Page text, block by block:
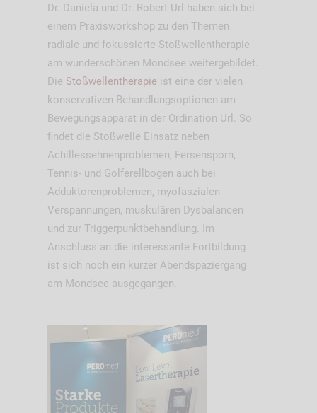
Dr. Daniela und Dr. Robert Url haben sich bei
einem Praxisworkshop zu den Themen
radiale und fokussierte Stoßwellentherapie
am wunderschönen Mondsee weitergebildet.
Die Stoßwellentherapie ist eine der vielen
konservativen Behandlungsoptionen am
Bewegungsapparat in der Ordination Url. So
findet die Stoßwelle Einsatz neben
Achillessehnenproblemen, Fersensporn,
Tennis- und Golferellbogen auch bei
Adduktorenproblemen, myofaszialen
Verspannungen, muskulären Dysbalancen
und zur Triggerpunktbehandlung. Im
Anschluss an die interessante Fortbildung
ist sich noch ein kurzer Abendspaziergang
am Mondsee ausgegangen.